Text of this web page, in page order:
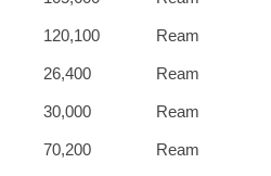
120,100 Ream
26,400 Ream
30,000 Ream
70,200 Ream